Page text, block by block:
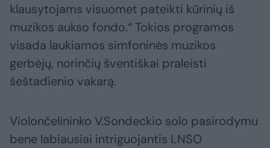
klausytojams visuomet pateikti kūrinių iš
muzikos aukso fondo.“ Tokios programos
visada laukiamos simfoninės muzikos
gerbėjų, norinčių šventiškai praleisti
šeštadienio vakarą.
Violončelininko V.Sondeckio solo pasirodymu
bene labiausiai intriguojantis LNSO